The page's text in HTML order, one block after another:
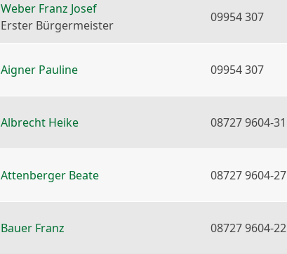
Weber Franz Josef
Erster Bürgermeister
09954 307
Aigner Pauline 09954 307
Albrecht Heike 08727 9604-31
Attenberger Beate 08727 9604-27
Bauer Franz 08727 9604-22